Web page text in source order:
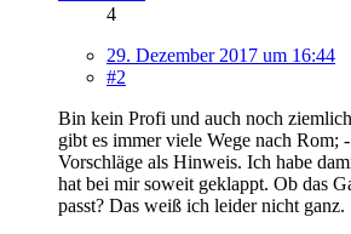
4
29. Dezember 2017 um 16:44
#2
Bin kein Profi und auch noch
gibt es immer viele Wege nach Rom;
Vorschläge als Hinweis. Ich habe
hat bei mir soweit geklappt. Ob das
passt? Das weiß ich leider nicht ganz.